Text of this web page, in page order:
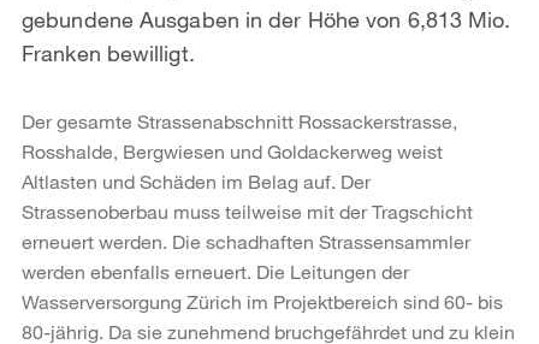
gebundene Ausgaben in der Höhe von 6,813 Mio.
Franken bewilligt.
Der gesamte Strassenabschnitt Rossackerstrasse,
Rosshalde, Bergwiesen und Goldackerweg weist
Altlasten und Schäden im Belag auf. Der
Strassenoberbau muss teilweise mit der Tragschicht
erneuert werden. Die schadhaften Strassensammler
werden ebenfalls erneuert. Die Leitungen der
Wasserversorgung Zürich im Projektbereich sind 60- bis
80-jährig. Da sie zunehmend bruchgefährdet und zu klein